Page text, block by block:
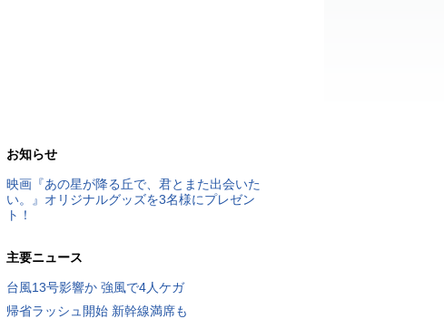
お知らせ
映画『あの星が降る丘で、君とまた出会いた
い。』オリジナルグッズを3名様にプレゼン
ト！
主要ニュース
台風13号影響か 強風で4人ケガ
帰省ラッシュ開始 新幹線満席も